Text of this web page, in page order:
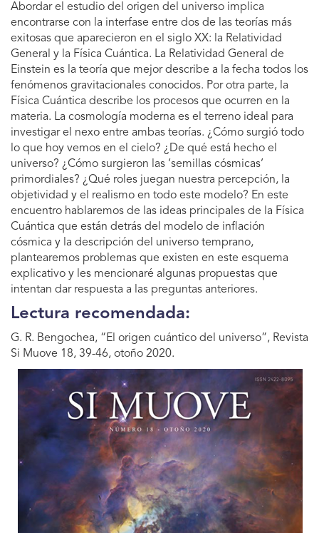
Abordar el estudio del origen del universo implica
encontrarse con la interfase entre dos de las teorías más
exitosas que aparecieron en el siglo XX: la Relatividad
General y la Física Cuántica. La Relatividad General de
Einstein es la teoría que mejor describe a la fecha todos los
fenómenos gravitacionales conocidos. Por otra parte, la
Física Cuántica describe los procesos que ocurren en la
materia. La cosmología moderna es el terreno ideal para
investigar el nexo entre ambas teorías. ¿Cómo surgió todo
lo que hoy vemos en el cielo? ¿De qué está hecho el
universo? ¿Cómo surgieron las ‘semillas cósmicas’
primordiales? ¿Qué roles juegan nuestra percepción, la
objetividad y el realismo en todo este modelo? En este
encuentro hablaremos de las ideas principales de la Física
Cuántica que están detrás del modelo de inflación
cósmica y la descripción del universo temprano,
plantearemos problemas que existen en este esquema
explicativo y les mencionaré algunas propuestas que
intentan dar respuesta a las preguntas anteriores.
Lectura recomendada:
G. R. Bengochea, “El origen cuántico del universo”, Revista
Si Muove 18, 39-46, otoño 2020.